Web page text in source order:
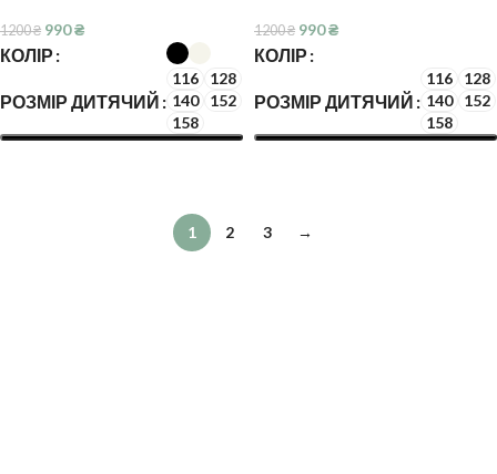
1200₴ 990₴
КОЛІР
РОЗМІР ДИТЯЧИЙ
116
128
140
152
158
1200₴ 990₴
КОЛІР
РОЗМІР ДИТЯЧИЙ
116
128
140
152
158
1 2 3 →